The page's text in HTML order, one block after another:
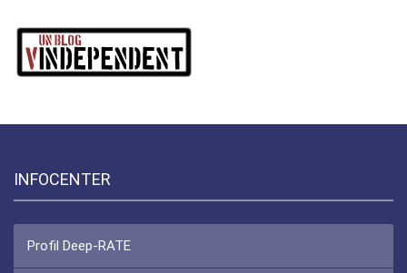
INFOCENTER
Profil Deep-RATE